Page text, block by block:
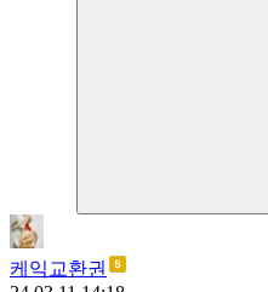
케익교환권